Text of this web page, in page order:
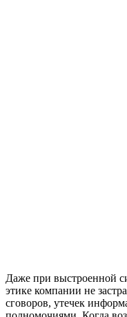
Даже при выстроенной
этике компании не
сговоров, утечек